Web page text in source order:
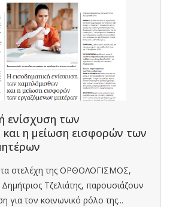
ενίσχυση των
η μείωση εισφορών των
τα στελέχη της ΟΡΘΟΛΟΓΙΣΜΟΣ,
Τζελιάτης, παρουσιάζουν
για τον κοινωνικό ρόλο της...